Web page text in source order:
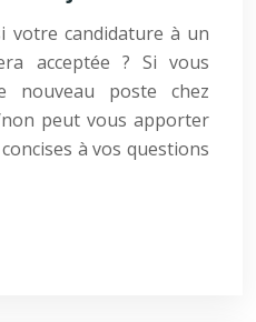
votre candidature à un
acceptée ? Si vous
nouveau poste chez
peut vous apporter
à vos questions